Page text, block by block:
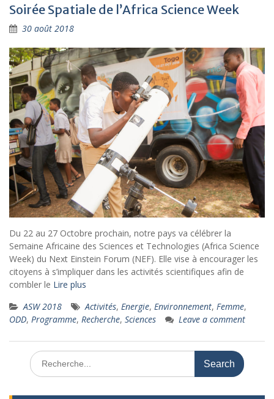
Soirée Spatiale de l’Africa Science Week
30 août 2018
Du 22 au 27 Octobre prochain, notre pays va célébrer la
Semaine Africaine des Sciences et Technologies (Africa Science
Week) du Next Einstein Forum (NEF). Elle vise à encourager les
citoyens à s’impliquer dans les activités scientifiques afin de
combler le Lire plus
ASW 2018
Activités, Energie, Environnement, Femme,
ODD, Programme, Recherche, Sciences Leave a comment
Search
for: